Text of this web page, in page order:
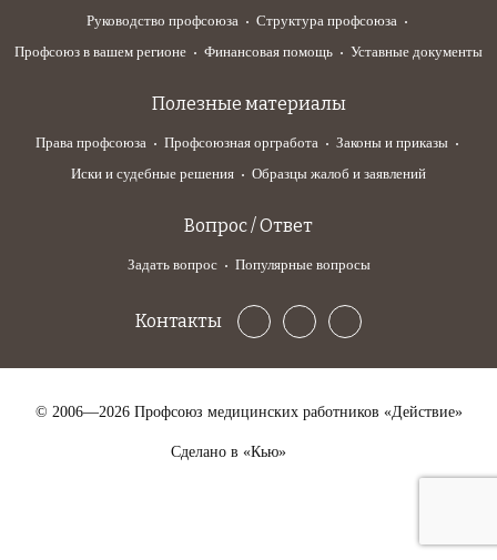
Руководство профсоюза
Структура профсоюза
Профсоюз в вашем регионе
Финансовая помощь Уставные документы
Полезные материалы
Права профсоюза Профсоюзная оргработа
Законы и приказы
Иски и судебные решения
Образцы жалоб и заявлений
Вопрос / Ответ
Задать вопрос Популярные вопросы
Контакты
© 2006—2026 Профсоюз медицинских работников «Действие»
Сделано в «Кью»